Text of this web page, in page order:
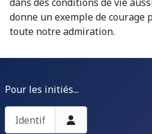
donne un exemple de
toute notre admiration.
Pour les initiés...
Identifiant